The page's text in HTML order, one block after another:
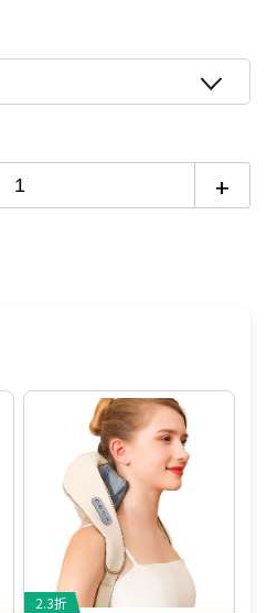
公斤，隨時隨地方便好攜帶
形設計
溫熱手感，促進血液循環
/小腿/大腿/腳底皆可用
+
2.3折